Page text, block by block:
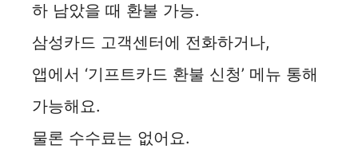
하 남았을 때 환불 가능.
삼성카드 고객센터에 전화하거나,
앱에서 ‘기프트카드 환불 신청’ 메뉴 통해
가능해요.
물론 수수료는 없어요.